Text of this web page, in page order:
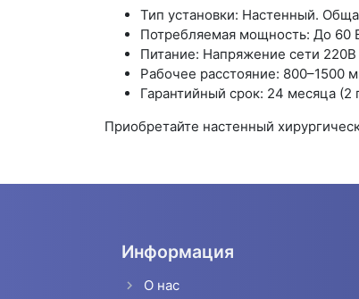
Тип установки: Настенный.
Потребляемая мощность: До 60
Питание: Напряжение сети 220В
Рабочее расстояние: 800–1500
Гарантийный срок: 24 месяца (2
Приобретайте настенный
Информация
О нас